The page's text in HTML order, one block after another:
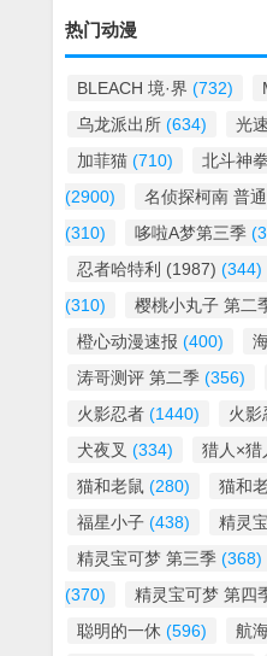
热门动漫
BLEACH 境·界 (732)
乌龙派出所 (634) 光
加菲猫 (710) 北斗神拳
(2900)
名侦探柯南 普
(310)
哆啦A梦第三季
忍者哈特利 (1987) (344)
(310)
樱桃小丸子 第二
橙心动漫速报 (400)
涛哥测评 第二季 (356)
火影忍者 (1440) 火影
犬夜叉 (334) 猎人×猎
猫和老鼠 (280) 猫和
福星小子 (438) 精灵
精灵宝可梦 第三季 (368)
(370)
精灵宝可梦 第四
聪明的一休 (596) 航